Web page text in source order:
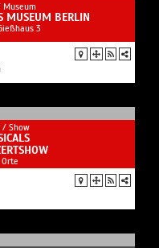
Museum
MUSEUM BERLIN
3
/ Show